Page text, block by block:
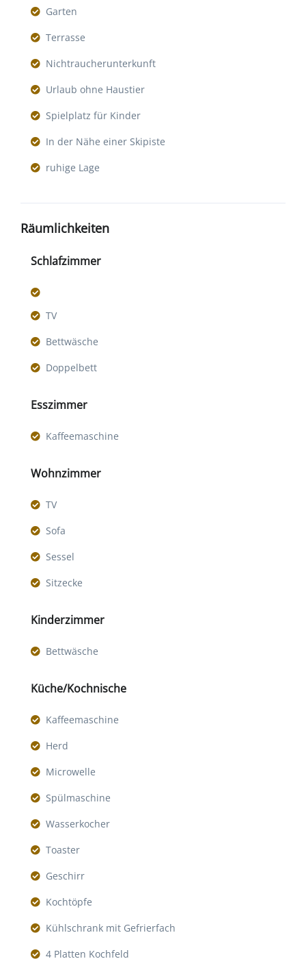
Garten
Terrasse
Nichtraucherunterkunft
Urlaub ohne Haustier
Spielplatz für Kinder
In der Nähe einer Skipiste
ruhige Lage
Räumlichkeiten
Schlafzimmer
TV
Bettwäsche
Doppelbett
Esszimmer
Kaffeemaschine
Wohnzimmer
TV
Sofa
Sessel
Sitzecke
Kinderzimmer
Bettwäsche
Küche/Kochnische
Kaffeemaschine
Herd
Microwelle
Spülmaschine
Wasserkocher
Toaster
Geschirr
Kochtöpfe
Kühlschrank mit Gefrierfach
4 Platten Kochfeld